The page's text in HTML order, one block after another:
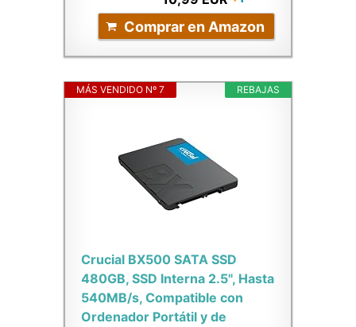
Comprar en Amazon
REBAJAS
MÁS VENDIDO Nº 7
Crucial BX500 SATA SSD
480GB, SSD Interna 2.5", Hasta
540MB/s, Compatible con
Ordenador Portátil y de